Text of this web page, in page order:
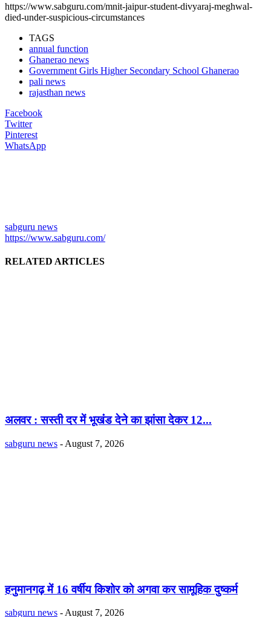
https://www.sabguru.com/mnit-jaipur-student-divyaraj-meghwal-
died-under-suspicious-circumstances
TAGS
annual function
Ghanerao news
Government Girls Higher Secondary School Ghanerao
pali news
rajasthan news
Facebook
Twitter
Pinterest
WhatsApp
sabguru news
https://www.sabguru.com/
RELATED ARTICLES
अलवर : सस्ती दर में भूखंंड देने का झांसा देकर 12...
sabguru news - August 7, 2026
हनुमानगढ़ में 16 वर्षीय किशोर को अगवा कर सामूहिक दुष्कर्म
sabguru news - August 7, 2026